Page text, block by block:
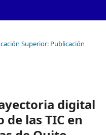
Superior: Publicación
digital
las TIC en